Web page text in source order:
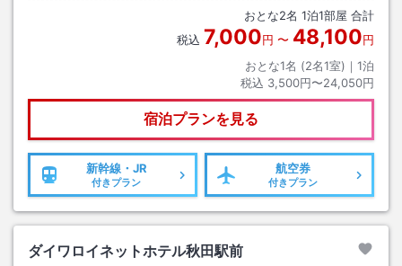
おとな2名 1泊1部屋 合計
税込 7,000円 〜 48,100円
おとな1名 (2名1室)｜ 1泊
税込 3,500円〜24,050円
宿泊プランを見る
新幹線・JR
付きプラン
航空券
付きプラン
ダイワロイネットホテル秋田駅前